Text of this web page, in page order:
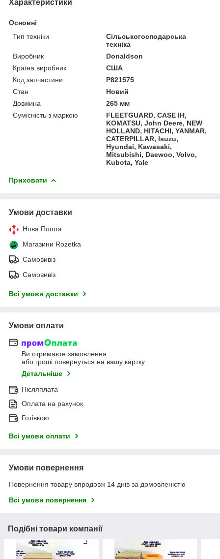
Характеристики
Основні
Тип техніки
Сільськогосподарська
техніка
Виробник
Donaldson
Країна виробник
США
Код запчастини
P821575
Стан
Новий
Довжина
265 мм
Сумісність з маркою
FLEETGUARD, CASE IH,
KOMATSU, John Deere, NEW
HOLLAND, HITACHI, YANMAR,
CATERPILLAR, Isuzu,
Hyundai, Kawasaki,
Mitsubishi, Daewoo, Volvo,
Kubota, Yale
Приховати
Умови доставки
Нова Пошта
Магазини Rozetka
Самовивіз
Самовивіз
Всі умови доставки
Умови оплати
Ви отримаєте замовлення
або гроші повернуться на вашу картку
Детальніше
Післяплата
Оплата на рахунок
Готівкою
Всі умови оплати
Умови повернення
Повернення товару впродовж 14 днів за домовленістю
Всі умови повернення
Подібні товари компанії